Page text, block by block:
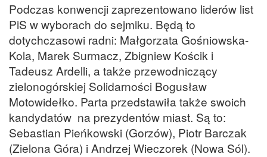
Podczas konwencji zaprezentowano liderów list
PiS w wyborach do sejmiku. Będą to
dotychczasowi radni: Małgorzata Gośniowska-
Kola, Marek Surmacz, Zbigniew Kościk i
Tadeusz Ardelli, a także przewodniczący
zielonogórskiej Solidarności Bogusław
Motowidełko. Parta przedstawiła także swoich
kandydatów na prezydentów miast. Są to:
Sebastian Pieńkowski (Gorzów), Piotr Barczak
(Zielona Góra) i Andrzej Wieczorek (Nowa Sól).